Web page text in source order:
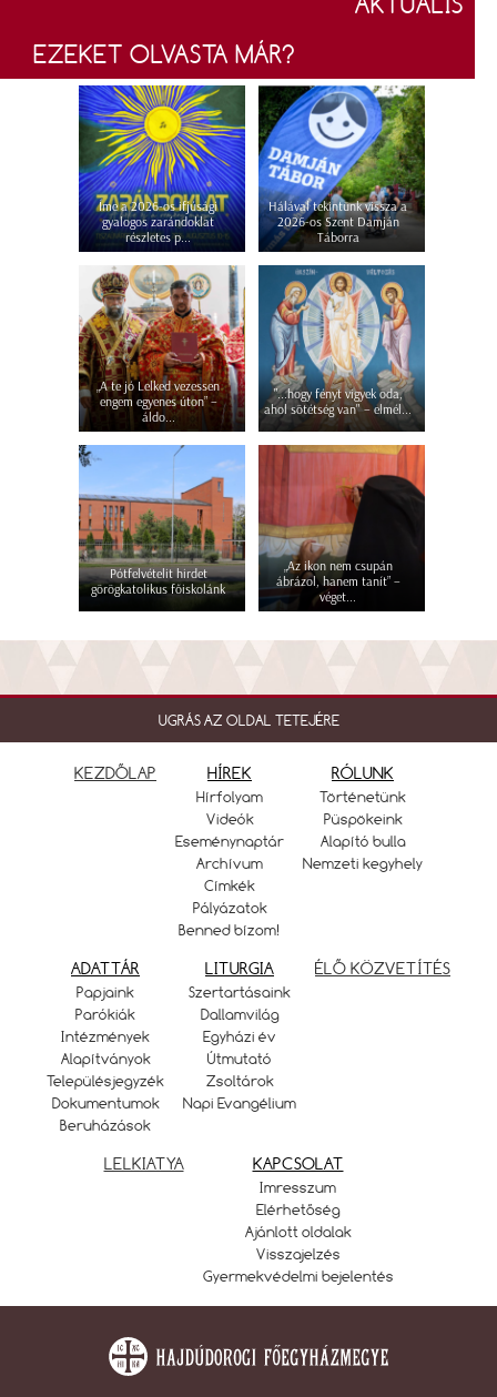
EZEKET OLVASTA MÁR?
Íme a 2026-os ifjúsági
gyalogos zarándoklat
részletes p...
Hálával tekintünk vissza a
2026-os Szent Damján
Táborra
„A te jó Lelked vezessen
engem egyenes úton” –
áldo...
"...hogy fényt vigyek oda,
ahol sötétség van" – elmél...
Pótfelvételit hirdet
görögkatolikus főiskolánk
„Az ikon nem csupán
ábrázol, hanem tanít” –
véget...
UGRÁS AZ OLDAL TETEJÉRE
KEZDŐLAP HÍREK
Hírfolyam
Videók
Eseménynaptár
Archívum
Címkék
Pályázatok
Benned bízom!
RÓLUNK
Történetünk
Püspökeink
Alapító bulla
Nemzeti kegyhely
ADATTÁR
Papjaink
Parókiák
Intézmények
Alapítványok
Településjegyzék
Dokumentumok
Beruházások
LITURGIA
Szertartásaink
Dallamvilág
Egyházi év
Útmutató
Zsoltárok
Napi Evangélium
ÉLŐ KÖZVETÍTÉS
LELKIATYA KAPCSOLAT
Imresszum
Elérhetőség
Ajánlott oldalak
Visszajelzés
Gyermekvédelmi bejelentés